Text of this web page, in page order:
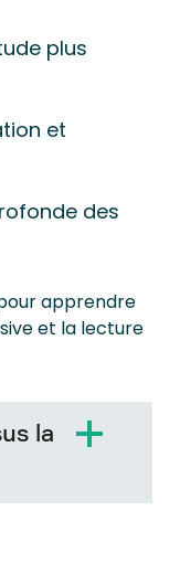
plus
et
des
apprendre
et la lecture
la